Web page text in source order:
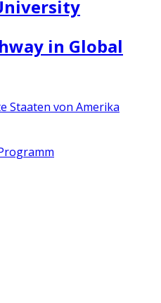
in Global
Staaten von Amerika